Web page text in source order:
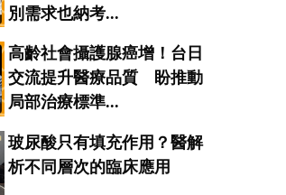
別需求也納考...
高齡社會攝護腺癌增！台日
交流提升醫療品質 盼推動
局部治療標準...
玻尿酸只有填充作用？醫解
析不同層次的臨床應用